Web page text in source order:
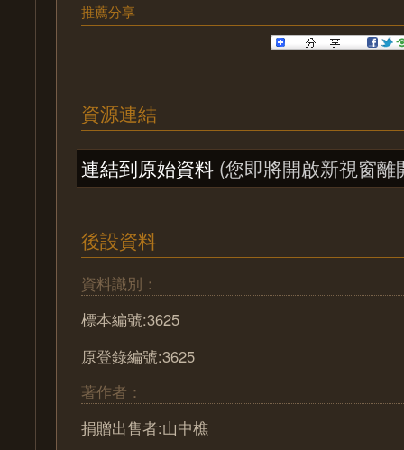
推薦分享
資源連結
連結到原始資料 (您即將開啟新視窗離
後設資料
資料識別：
標本編號:3625
原登錄編號:3625
著作者：
捐贈出售者:山中樵